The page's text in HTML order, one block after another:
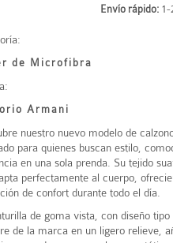
Envío rápido: 1-
de Microfibra
Armani
nuestro nuevo modelo de
para quienes buscan estilo,
en una sola prenda. Su tejido
perfectamente al cuerpo,
de confort durante todo el día.
de goma vista, con diseño tipo
de la marca en un ligero relieve,